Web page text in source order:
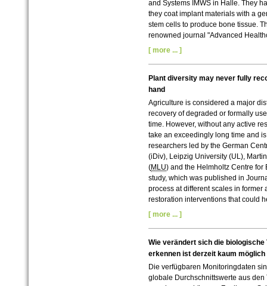
and Systems IMWS in Halle. They
they coat implant materials with a
stem cells to produce bone tissue.
renowned journal "Advanced
[ more ... ]
Plant diversity may never fully
hand
Agriculture is considered a major
recovery of degraded or formally
time. However, without any active
take an exceedingly long time and
researchers led by the German
(iDiv), Leipzig University (UL),
(MLU) and the Helmholtz Centre for
study, which was published in
process at different scales in
restoration interventions that could
[ more ... ]
Wie verändert sich die biologische
erkennen ist derzeit kaum möglich
Die verfügbaren Monitoringdaten
globale Durchschnittswerte aus